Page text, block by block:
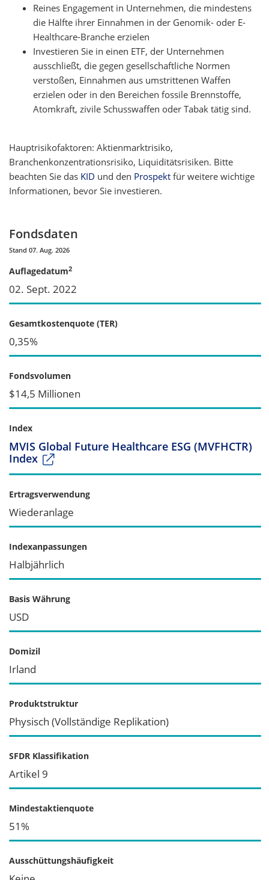
Reines Engagement in Unternehmen, die mindestens
die Hälfte ihrer Einnahmen in der Genomik- oder E-
Healthcare-Branche erzielen
Investieren Sie in einen ETF, der Unternehmen
ausschließt, die gegen gesellschaftliche Normen
verstoßen, Einnahmen aus umstrittenen Waffen
erzielen oder in den Bereichen fossile Brennstoffe,
Atomkraft, zivile Schusswaffen oder Tabak tätig sind.
Hauptrisikofaktoren: Aktienmarktrisiko,
Branchenkonzentrationsrisiko, Liquiditätsrisiken. Bitte
beachten Sie das KID und den Prospekt für weitere wichtige
Informationen, bevor Sie investieren.
Fondsdaten
Stand 07. Aug. 2026
Auflagedatum2
02. Sept. 2022
Gesamtkostenquote (TER)
0,35%
Fondsvolumen
$14,5 Millionen
Index
MVIS Global Future Healthcare ESG (MVFHCTR)
Index
Ertragsverwendung
Wiederanlage
Indexanpassungen
Halbjährlich
Basis Währung
USD
Domizil
Irland
Produktstruktur
Physisch (Vollständige Replikation)
SFDR Klassifikation
Artikel 9
Mindestaktienquote
51%
Ausschüttungshäufigkeit